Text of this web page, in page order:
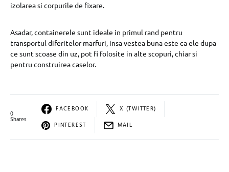
izolarea si corpurile de fixare.
Asadar, containerele sunt ideale in primul rand pentru
transportul diferitelor marfuri, insa vestea buna este ca ele dupa
ce sunt scoase din uz, pot fi folosite in alte scopuri, chiar si
pentru construirea caselor.
0
Shares
FACEBOOK
X (TWITTER)
PINTEREST
MAIL